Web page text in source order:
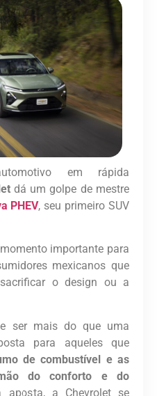
em rápida
dá um golpe de mestre
PHEV, seu primeiro SUV
importante para
mexicanos que
o design ou a
ser mais do que uma
para aqueles que
de combustível e as
do conforto e do
aposta, a Chevrolet se